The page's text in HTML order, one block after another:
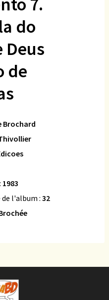
do
Deus
de
Brochard
1983
de l'album : 32